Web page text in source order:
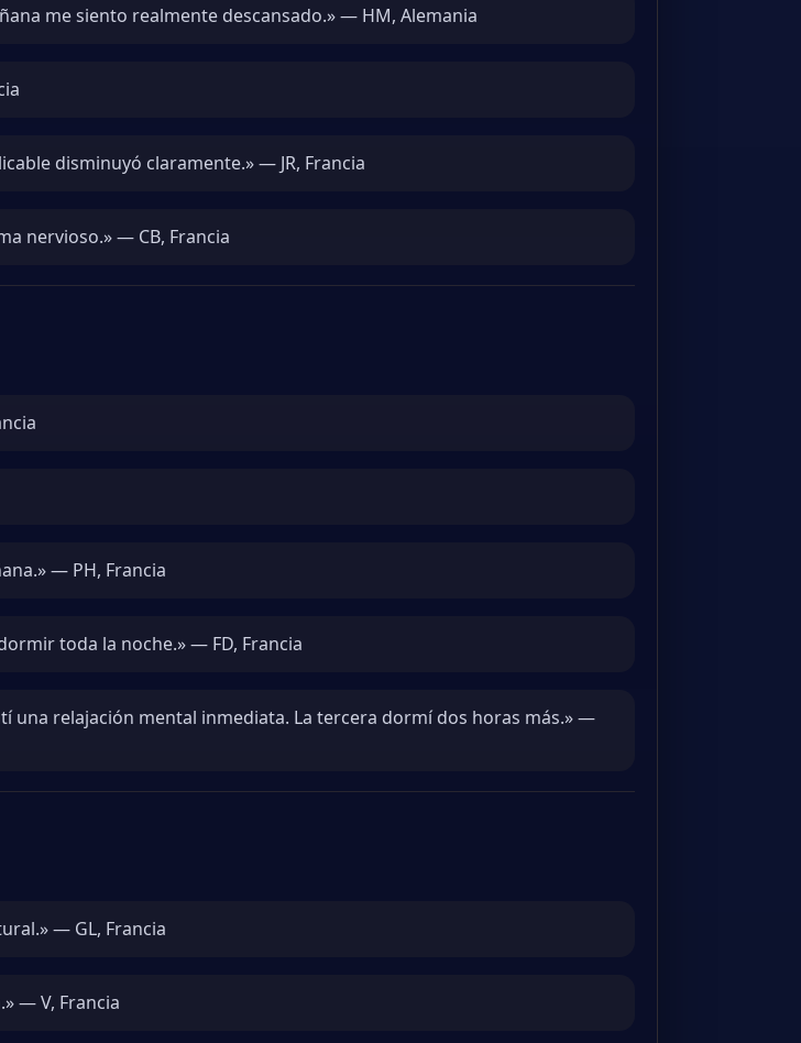
me siento realmente descansado.» — HM, Alemania
disminuyó claramente.» — JR, Francia
nervioso.» — CB, Francia
— PH, Francia
toda la noche.» — FD, Francia
una relajación mental inmediata. La tercera dormí dos horas más.» —
— GL, Francia
— V, Francia